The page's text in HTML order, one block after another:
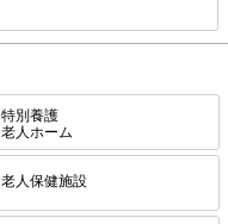
特別養護
老人ホーム
老人保健施設